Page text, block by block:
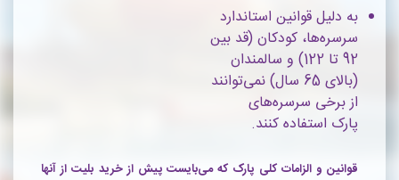
به دلیل قوانین استاندارد
سرسره‌ها، کودکان (قد بین
92 تا 122) و سالمندان
(بالای 65 سال) نمی‌توانند
از برخی سرسره‌های
پارک استفاده کنند.
قوانین و الزامات کلی پارک که می‌بایست پیش از خرید بلیت از آنها